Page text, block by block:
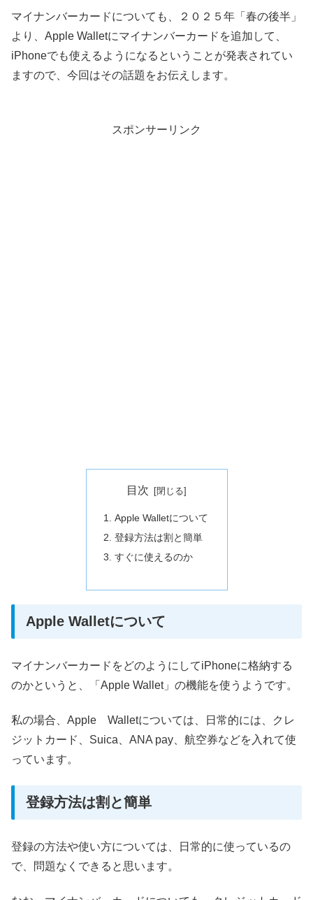
マイナンバーカードについても、２０２５年「春の後半」
より、Apple Walletにマイナンバーカードを追加して、
iPhoneでも使えるようになるということが発表されてい
ますので、今回はその話題をお伝えします。
スポンサーリンク
目次
Apple Walletについて
登録方法は割と簡単
すぐに使えるのか
Apple Walletについて
マイナンバーカードをどのようにしてiPhoneに格納する
のかというと、「Apple Wallet」の機能を使うようです。
私の場合、Apple Walletについては、日常的には、クレ
ジットカード、Suica、ANA pay、航空券などを入れて使
っています。
登録方法は割と簡単
登録の方法や使い方については、日常的に使っているの
で、問題なくできると思います。